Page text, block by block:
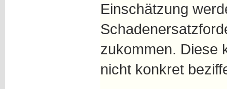
Einschätzung
zukommen. Diese
nicht konkret